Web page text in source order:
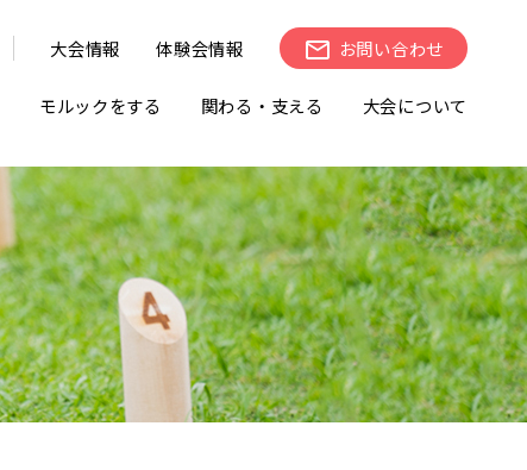
大会情報 体験会情報 お問い合わせ
モルックをする 関わる・支える 大会について